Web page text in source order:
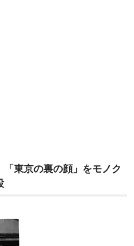
「東京の裏の顔」をモノク